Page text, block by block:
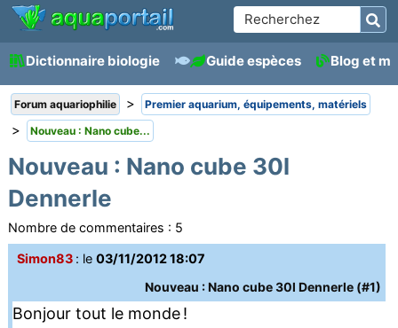
Dictionnaire biologie Guide espèces Blog et
Forum aquariophilie > Premier aquarium, équipements, matériels
> Nouveau : Nano cube...
Nouveau : Nano cube 30l
Dennerle
Nombre de commentaires : 5
Simon83: le 03/11/2012 18:07
Nouveau : Nano cube 30l Dennerle (#1)
Bonjour tout le monde !